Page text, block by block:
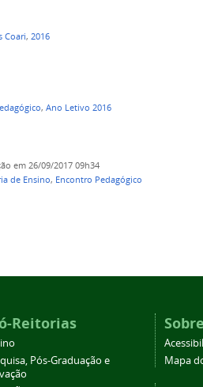
Coari, 2016
, Ano Letivo 2016
em 26/09/2017 09h34
de Ensino, Encontro Pedagógico
Reitorias
Pós-Graduação e
Mapa